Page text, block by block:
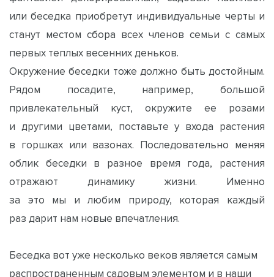
или беседка приобретут индивидуальные черты и
станут местом сбора всех членов семьи с самых
первых теплых весенних деньков.
Окружение беседки тоже должно быть достойным.
Рядом посадите, например, большой
привлекательный куст, окружите ее розами
и другими цветами, поставьте у входа растения
в горшках или вазонах. Последовательно меняя
облик беседки в разное время года, растения
отражают динамику жизни. Именно
за это мы и любим природу, которая каждый
раз дарит нам новые впечатления.
Беседка вот уже несколько веков является самым
распространенным садовым элементом и в наши